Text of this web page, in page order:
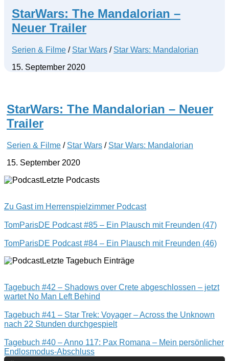
StarWars: The Mandalorian –
Neuer Trailer
Serien & Filme / Star Wars / Star Wars: Mandalorian
15. September 2020
StarWars: The Mandalorian – Neuer
Trailer
Serien & Filme / Star Wars / Star Wars: Mandalorian
15. September 2020
Letzte Podcasts
Zu Gast im Herrenspielzimmer Podcast
TomParisDE Podcast #85 – Ein Plausch mit Freunden (47)
TomParisDE Podcast #84 – Ein Plausch mit Freunden (46)
Letzte Tagebuch Einträge
Tagebuch #42 – Shadows over Crete abgeschlossen – jetzt
wartet No Man Left Behind
Tagebuch #41 – Star Trek: Voyager – Across the Unknown
nach 22 Stunden durchgespielt
Tagebuch #40 – Anno 117: Pax Romana – Mein persönlicher
Endlosmodus-Abschluss